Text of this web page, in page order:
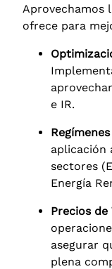
Aprovechamos
ofrece para
e IR.
aplicación
sectores
Energía
Precios de
asegurar
plena